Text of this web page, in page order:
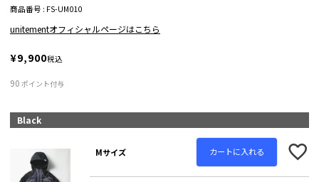
商品番号 FS-UM010
unitementオフィシャルページはこちら
¥9,900税込
90 ポイント付与
Black
Mサイズ カートに入れる